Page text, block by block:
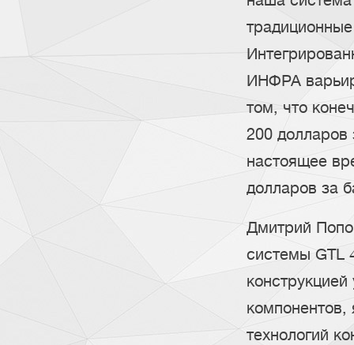
ИНФРА
том, что
200
настоящее
долларов за
Дмитрий
системы GTL
технологий